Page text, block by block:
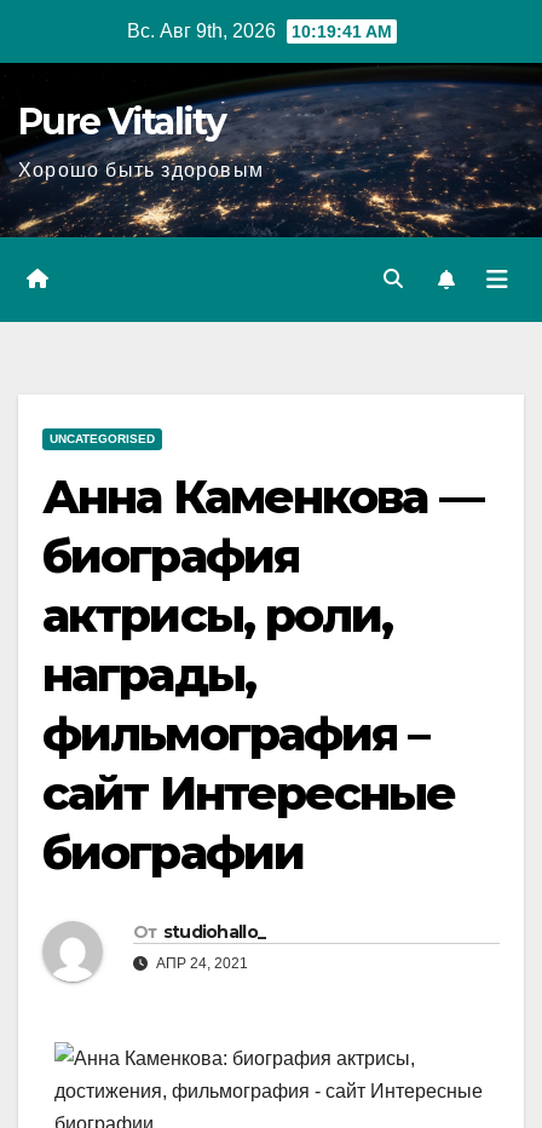
Вс. Авг 9th, 2026 10:19:42 AM
Pure Vitality
Хорошо быть здоровым
UNCATEGORISED
Анна Каменкова —
биография
актрисы, роли,
награды,
фильмография –
сайт Интересные
биографии
От studiohallo_
АПР 24, 2021